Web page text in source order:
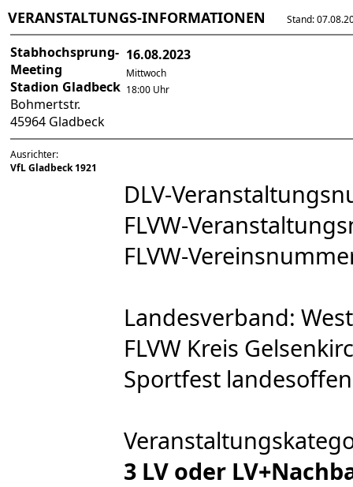
VERANSTALTUNGS-INFORMATIONEN Stand:
Stabhochsprung-
Meeting
Stadion Gladbeck
Bohmertstr.
45964 Gladbeck
16.08.2023
Mittwoch
18:00 Uhr
Ausrichter:
VfL Gladbeck 1921
DLV-
FLVW-
FLVW-
Landesverband:
FLVW Kreis
Sportfest
3 LV oder